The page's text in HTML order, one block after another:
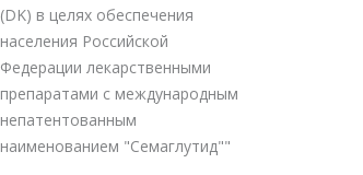
(DK) в целях обеспечения
населения Российской
Федерации лекарственными
препаратами с международным
непатентованным
наименованием "Семаглутид""